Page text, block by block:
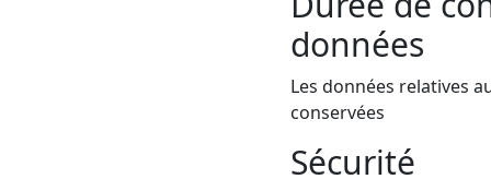
données
Les données relatives
conservées
Sécurité